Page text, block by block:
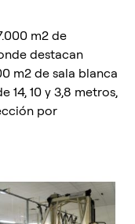
m2 de
destacan
m2 de sala blanca
14, 10 y 3,8 metros,
por